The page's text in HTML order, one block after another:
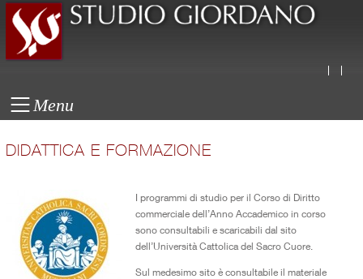
Menu
DIDATTICA E FORMAZIONE
I programmi di studio per il Corso di Diritto
commerciale dell’Anno Accademico in corso
sono consultabili e scaricabili dal sito
dell’Università Cattolica del Sacro Cuore.
Sul medesimo sito è consultabile il materiale